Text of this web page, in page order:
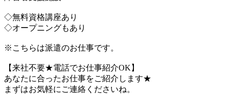
◇無料資格講座あり
◇オープニングもあり
※こちらは派遣のお仕事です。
【来社不要★電話でお仕事紹介OK】
あなたに合ったお仕事をご紹介します★
まずはお気軽にご連絡くださいね。